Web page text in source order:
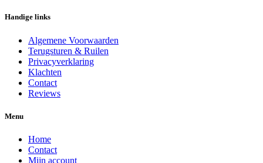
Handige links
Algemene Voorwaarden
Terugsturen & Ruilen
Privacyverklaring
Klachten
Contact
Reviews
Menu
Home
Contact
Mijn account